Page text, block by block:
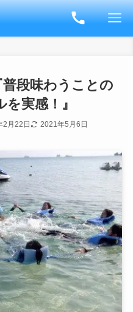
段味わうことの
実感！』
2月22日 2021年5月6日